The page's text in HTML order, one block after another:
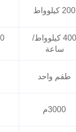
200 كيلوواط
400 كيلوواط/
ساعة
طقم واحد
3000م